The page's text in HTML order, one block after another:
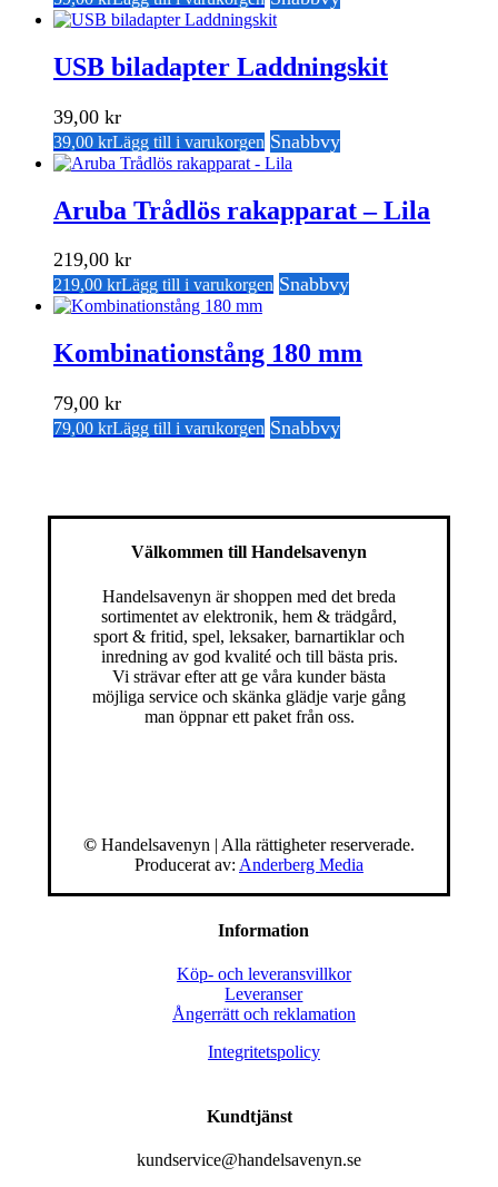
USB biladapter Laddningskit
39,00 kr
39,00 krLägg till i varukorgen Snabbvy
Aruba Trådlös rakapparat – Lila
219,00 kr
219,00 krLägg till i varukorgen Snabbvy
Kombinationstång 180 mm
79,00 kr
79,00 krLägg till i varukorgen Snabbvy
Välkommen till Handelsavenyn
Handelsavenyn är shoppen med det breda
sortimentet av elektronik, hem & trädgård,
sport & fritid, spel, leksaker, barnartiklar och
inredning av god kvalité och till bästa pris.
Vi strävar efter att ge våra kunder bästa
möjliga service och skänka glädje varje gång
man öppnar ett paket från oss.
© Handelsavenyn | Alla rättigheter reserverade.
Producerat av: Anderberg Media
Information
Köp- och leveransvillkor
Leveranser
Ångerrätt och reklamation
Integritetspolicy
Kundtjänst
kundservice@handelsavenyn.se